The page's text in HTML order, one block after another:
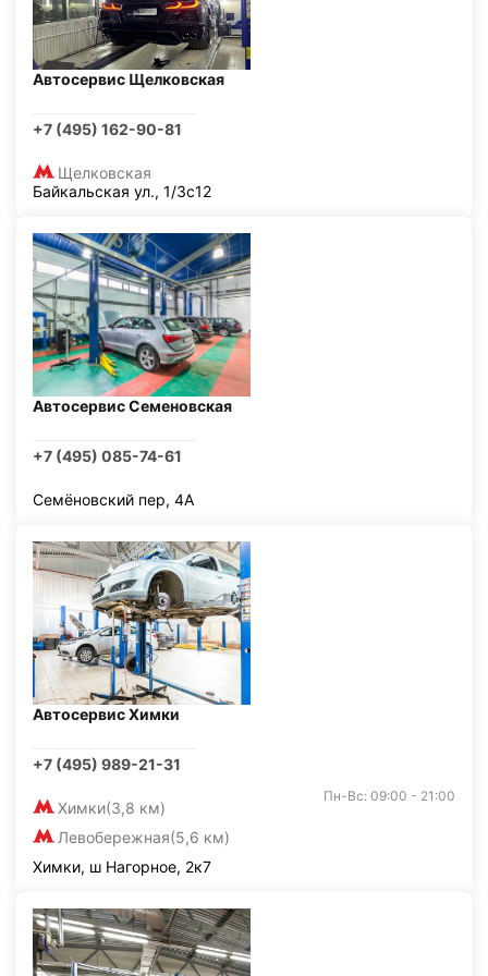
Автосервис Щелковская
+7 (495) 162-90-81
Щелковская
Байкальская ул., 1/3с12
Автосервис Семеновская
+7 (495) 085-74-61
Семёновский пер, 4А
Автосервис Химки
+7 (495) 989-21-31
Химки(3,8 км)
Левобережная(5,6 км)
Пн-Вс: 09:00 - 21:00
Химки, ш Нагорное, 2к7